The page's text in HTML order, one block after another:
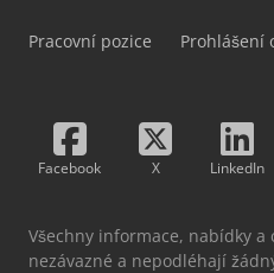
Pracovní pozice Prohlášení
Facebook X LinkedIn
Všechny informace, nabídky
nezávazné a nepodléhají